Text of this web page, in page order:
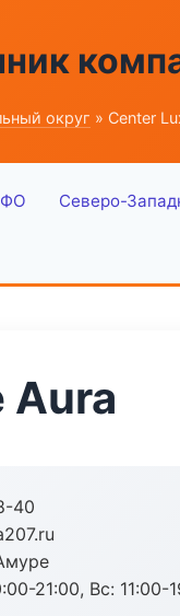
округ » Center
ФО Северо-
Aura
40
21:00, Вс: 11:00-